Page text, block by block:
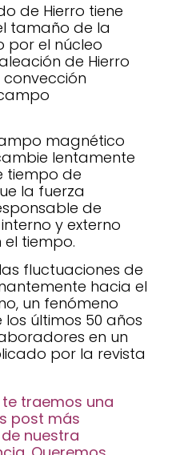
de Hierro tiene
tamaño de la
por el núcleo
de Hierro
magnético
lentamente
tiempo de
la fuerza
de
y externo
tiempo.
fluctuaciones de
hacia el
un fenómeno
últimos 50 años
en un
por la revista
traemos una
post más
nuestra